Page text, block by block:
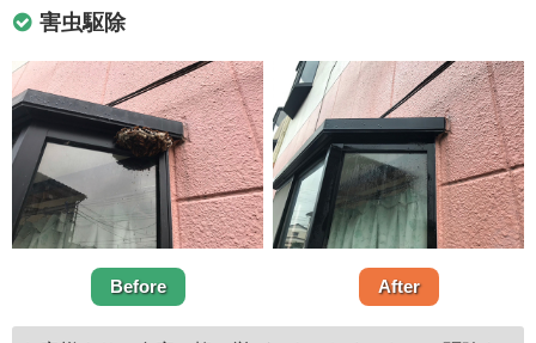
害虫駆除
Before After